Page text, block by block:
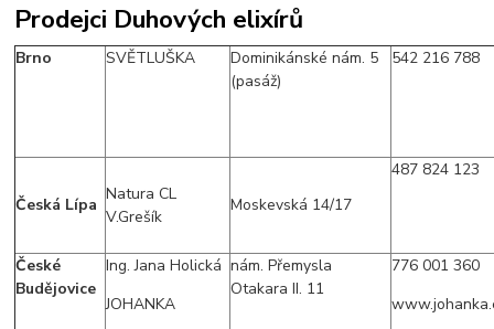
Prodejci Duhových elixírů
Brno SVĚTLUŠKA
Dominikánské nám. 5
(pasáž)
542 216 788
Česká Lípa
Natura CL
V.Grešík
Moskevská 14/17
487 824 123
České
Budějovice
Ing. Jana Holická
JOHANKA
nám. Přemysla
Otakara II. 11
776 001 360